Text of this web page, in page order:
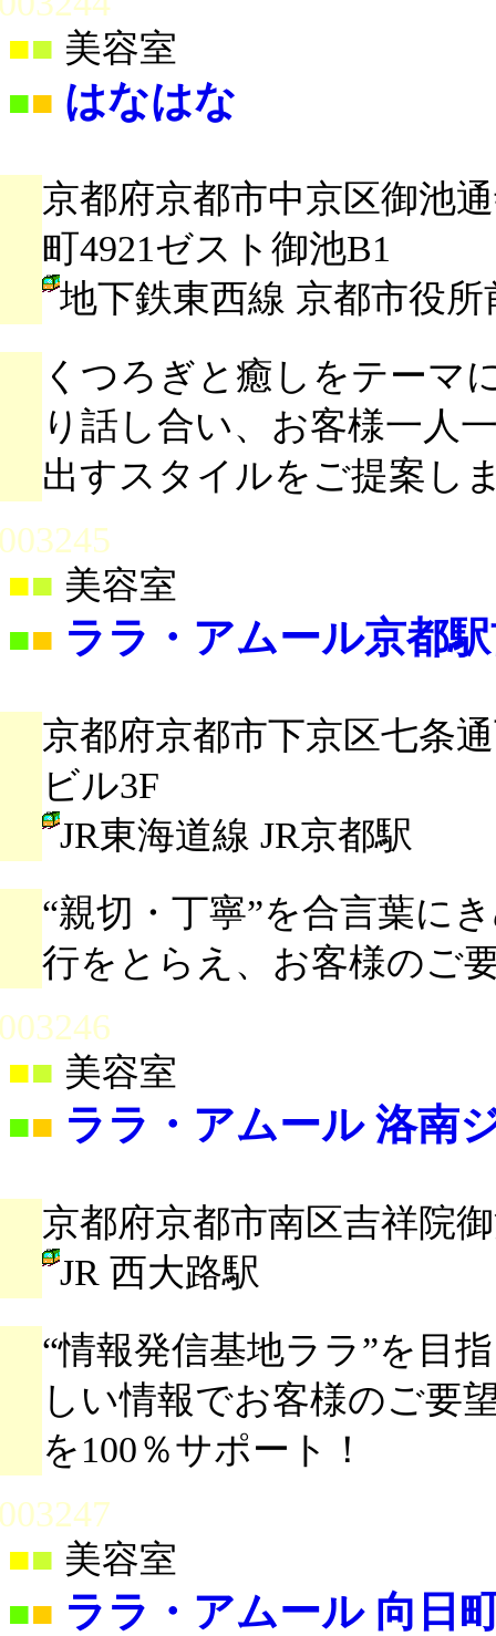
■ 美容室
■■ はなはな
京都府京都市中京区御池
町4921ゼスト御池B1
地下鉄東西線 京都市役所
くつろぎと癒しをテーマ
り話し合い、お客様一人
出すスタイルをご提案し
■ 美容室
■■ ララ・アムール京都
京都府京都市下京区七条
ビル3F
JR東海道線 JR京都駅
“親切・丁寧”を合言葉に
行をとらえ、お客様のご
■ 美容室
■■ ララ・アムール 洛南
京都府京都市南区吉祥院
JR 西大路駅
“情報発信基地ララ”を目
しい情報でお客様のご要
を100％サポート！
■ 美容室
■■ ララ・アムール 向日